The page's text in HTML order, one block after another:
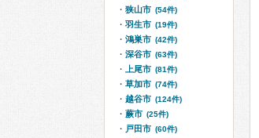
狭山市 (54件)
羽生市 (19件)
鴻巣市 (42件)
深谷市 (63件)
上尾市 (81件)
草加市 (74件)
越谷市 (124件)
蕨市 (25件)
戸田市 (60件)